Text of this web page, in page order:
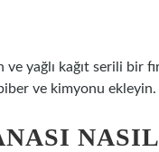
ve yağlı kağıt serili bir
ve kimyonu ekleyin.